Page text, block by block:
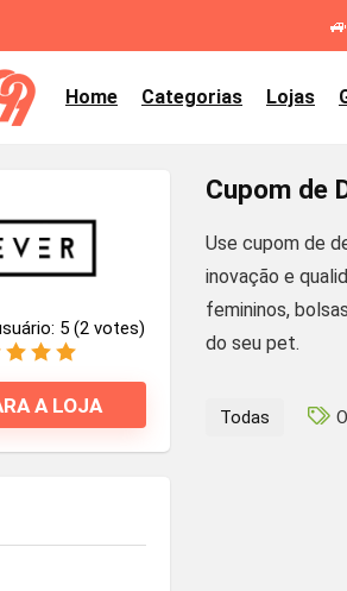
Home Categorias Lojas
Cupom de
Use cupom de
inovação e
femininos,
do seu pet.
5 (2votes)
A LOJA Todas